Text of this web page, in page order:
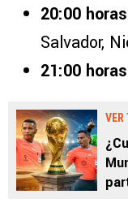
20:00
Salvador,
21:00
VER